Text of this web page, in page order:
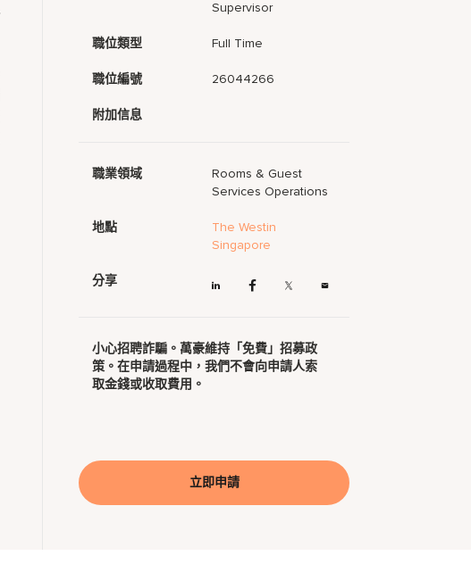
Supervisor
職位類型 Full Time
職位編號 26044266
附加信息
職業領域
Rooms & Guest
Services Operations
地點
The Westin
Singapore
分享
小心招聘詐騙。萬豪維持「免費」招募政
策。在申請過程中，我們不會向申請人索
取金錢或收取費用。
立即申請